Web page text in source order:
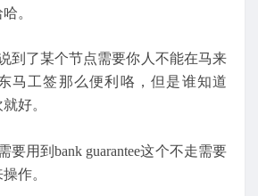
。
到了某个节点需要你人不能在马来
马工签那么便利咯，但是谁知道
好。
要用到bank guarantee这个不走需要
作。